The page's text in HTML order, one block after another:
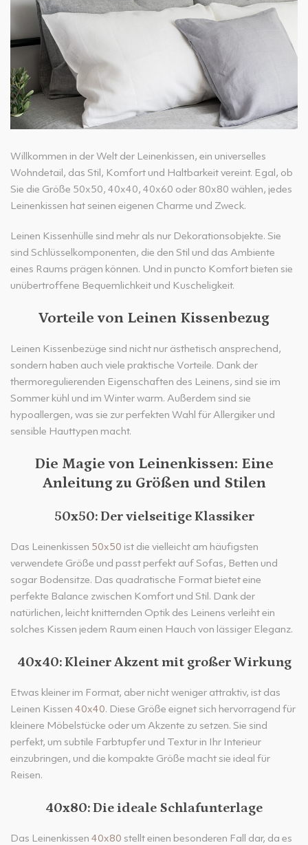
Willkommen in der Welt der Leinenkissen, ein universelles
Wohndetail, das Stil, Komfort und Haltbarkeit vereint. Egal, ob
Sie die Größe 50x50, 40x40, 40x60 oder 80x80 wählen, jedes
Leinenkissen hat seinen eigenen Charme und Zweck.
Leinen Kissenhülle sind mehr als nur Dekorationsobjekte. Sie
sind Schlüsselkomponenten, die den Stil und das Ambiente
eines Raums prägen können. Und in puncto Komfort bieten sie
unübertroffene Bequemlichkeit und Kuscheligkeit.
Vorteile von Leinen Kissenbezug
Leinen Kissenbezüge sind nicht nur ästhetisch ansprechend,
sondern haben auch viele praktische Vorteile. Dank der
thermoregulierenden Eigenschaften des Leinens, sind sie im
Sommer kühl und im Winter warm. Außerdem sind sie
hypoallergen, was sie zur perfekten Wahl für Allergiker und
sensible Hauttypen macht.
Die Magie von Leinenkissen: Eine
Anleitung zu Größen und Stilen
50x50: Der vielseitige Klassiker
Das Leinenkissen 50x50 ist die vielleicht am häufigsten
verwendete Größe und passt perfekt auf Sofas, Betten und
sogar Bodensitze. Das quadratische Format bietet eine
perfekte Balance zwischen Komfort und Stil. Dank der
natürlichen, leicht knitternden Optik des Leinens verleiht ein
solches Kissen jedem Raum einen Hauch von lässiger Eleganz.
40x40: Kleiner Akzent mit großer Wirkung
Etwas kleiner im Format, aber nicht weniger attraktiv, ist das
Leinen Kissen 40x40. Diese Größe eignet sich hervorragend für
kleinere Möbelstücke oder um Akzente zu setzen. Sie sind
perfekt, um subtile Farbtupfer und Textur in Ihr Interieur
einzubringen, und die kompakte Größe macht sie ideal für
Reisen.
40x80: Die ideale Schlafunterlage
Das Leinenkissen 40x80 stellt einen besonderen Fall dar, da es